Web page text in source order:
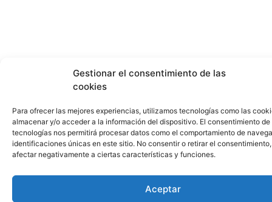
Gestionar el consentimiento de las
cookies
Para ofrecer las mejores experiencias, utilizamos tecnologías como las
almacenar y/o acceder a la información del dispositivo. El consentimiento de
tecnologías nos permitirá procesar datos como el comportamiento de
identificaciones únicas en este sitio. No consentir o retirar el
afectar negativamente a ciertas características y funciones.
Aceptar